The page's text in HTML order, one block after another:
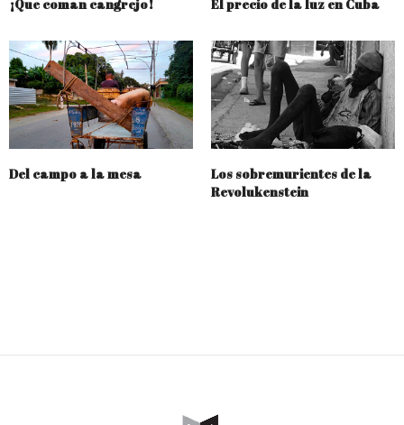
¡Que coman cangrejo! El precio de la luz en Cuba
Del campo a la mesa
Los sobremurientes de la
Revolukenstein